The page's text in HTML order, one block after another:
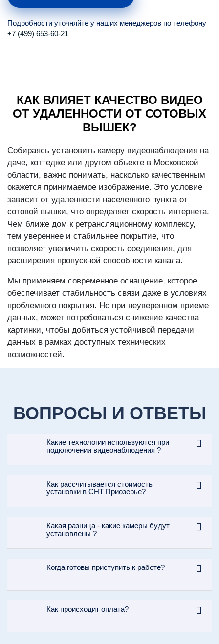
Подробности уточняйте у наших менеджеров по телефону
+7 (499) 653-60-21
КАК ВЛИЯЕТ КАЧЕСТВО ВИДЕО
ОТ УДАЛЕННОСТИ ОТ СОТОВЫХ
ВЫШЕК?
Собираясь установить камеру видеонаблюдения на
даче, коттедже или другом объекте в Московской
области, важно понимать, насколько качественным
окажется принимаемое изображение. Это условие
зависит от удаленности населенного пункта от
сотовой вышки, что определяет скорость интернета.
Чем ближе дом к ретрансляционному комплексу,
тем увереннее и стабильнее покрытие, что
позволяет увеличить скорость соединения, для
расширения пропускной способности канала.
Мы применяем современное оснащение, которое
обеспечивает стабильность связи даже в условиях
проблемного покрытия. Но при неуверенном приеме
данных, может потребоваться снижение качества
картинки, чтобы добиться устойчивой передачи
данных в рамках доступных технических
возможностей.
ВОПРОСЫ И ОТВЕТЫ
Какие технологии используются при
подключении видеонаблюдения ?
Как рассчитывается стоимость
установки в СНТ Приозерье?
Какая разница - какие камеры будут
установлены ?
Когда готовы приступить к работе?
Как происходит оплата?